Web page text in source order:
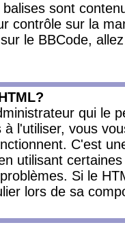
sont
contrôle sur la
le BBCode,
qui le
l'utiliser, vous
C'est
utilisant
Si le
lors de sa